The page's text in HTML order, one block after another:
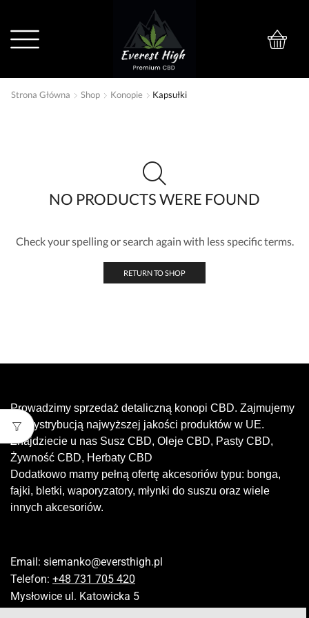
Strona Główna Shop Konopie Kapsułki
NO PRODUCTS WERE FOUND
Check your spelling or search again with less specific terms.
RETURN TO SHOP
Prowadzimy sprzedaż detaliczną konopi CBD. Zajmujemy
się dystrybucją najwyższej jakości produktów w UE.
Znajdziecie u nas Susz CBD, Oleje CBD, Pasty CBD,
Żywność CBD, Herbaty CBD
Dodatkowo mamy pełną ofertę akcesoriów typu: bonga,
fajki, bletki, waporyzatory, młynki do suszu oraz wiele
innych akcesoriów.
Email: siemanko@eversthigh.pl
Telefon: +48 731 705 420
Mysłowice ul. Katowicka 5